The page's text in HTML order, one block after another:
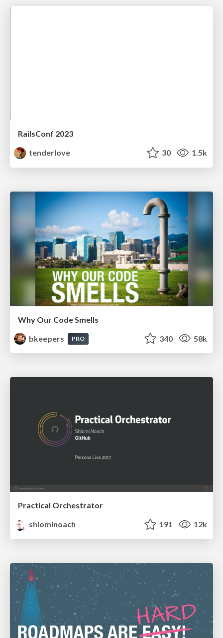
RailsConf 2023
tenderlove
30 1.5k
Why Our Code Smells
bkeepers
PRO 340 58k
Practical Orchestrator
shlominoach
191 12k